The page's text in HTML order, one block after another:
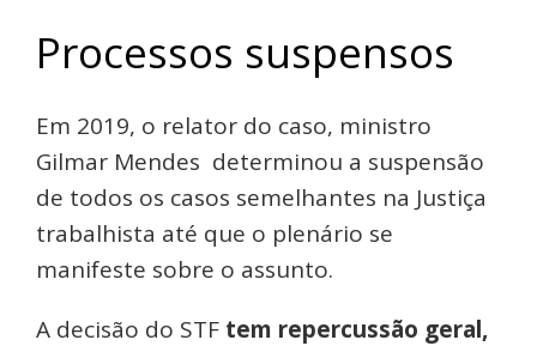
Processos suspensos
Em 2019, o relator do caso, ministro
Gilmar Mendes determinou a suspensão
de todos os casos semelhantes na Justiça
trabalhista até que o plenário se
manifeste sobre o assunto.
A decisão do STF tem repercussão geral,